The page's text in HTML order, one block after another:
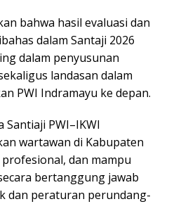
bahwa hasil evaluasi dan
dalam Santaji 2026
dalam penyusunan
landasan dalam
PWI Indramayu ke depan.
PWI–IKWI
wartawan di Kabupaten
dan mampu
bertanggung jawab
dan peraturan perundang-